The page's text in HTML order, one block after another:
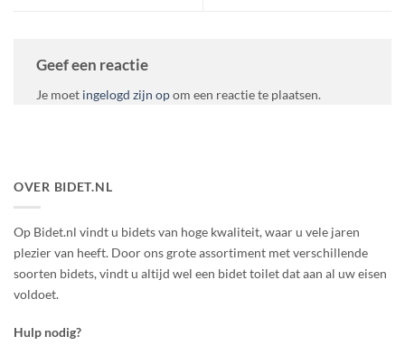
Geef een reactie
Je moet ingelogd zijn opom een reactie te plaatsen.
OVER BIDET.NL
Op Bidet.nl vindt u bidets van hoge kwaliteit, waar u vele jaren
plezier van heeft. Door ons grote assortiment met verschillende
soorten bidets, vindt u altijd wel een bidet toilet dat aan al uw eisen
voldoet.
Hulp nodig?